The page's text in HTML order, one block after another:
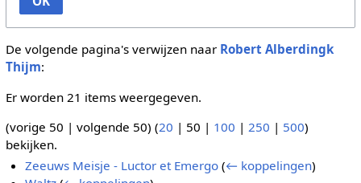
De volgende pagina's verwijzen naar Robert Alberdingk
Thijm:
Er worden 21 items weergegeven.
(vorige 50 | volgende 50) (20 | 50 | 100 | 250 | 500)
bekijken.
Zeeuws Meisje - Luctor et Emergo (← koppelingen)